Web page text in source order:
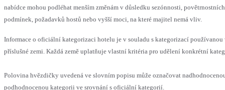
nabídce mohou podléhat menším změnám v důsledku sezónnosti, povětrnostních
podmínek, požadavků hostů nebo vyšší moci, na které majitel nemá vliv.
Informace o oficiální kategorizaci hotelu je v souladu s kategorizací používanou
příslušné zemi. Každá země uplatňuje vlastní kritéria pro udělení konkrétní
Polovina hvězdičky uvedená ve slovním popisu může označovat
podhodnocenou kategorii ve srovnání s oficiální kategorií.